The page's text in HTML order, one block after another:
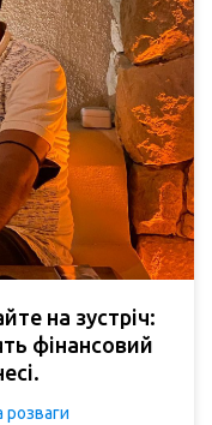
на зустріч:
фінансовий